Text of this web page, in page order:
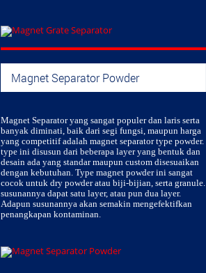
Magnet Separator Powder
Magnet Separatoryang sangat populer dan laris serta
banyak diminati, baik dari segi fungsi, maupun harga
yang competitif adalah magnet separator type powder.
type ini disusun dari beberapa layer yang bentuk dan
desain ada yang standar maupun custom disesuaikan
dengan kebutuhan. Type magnet powder ini sangat
cocok untuk dry powder atau biji-bijian, serta granule.
susunannya dapat satu layer, atau pun dua layer.
Adapun susunannya akan semakin mengefektifkan
penangkapan kontaminan.